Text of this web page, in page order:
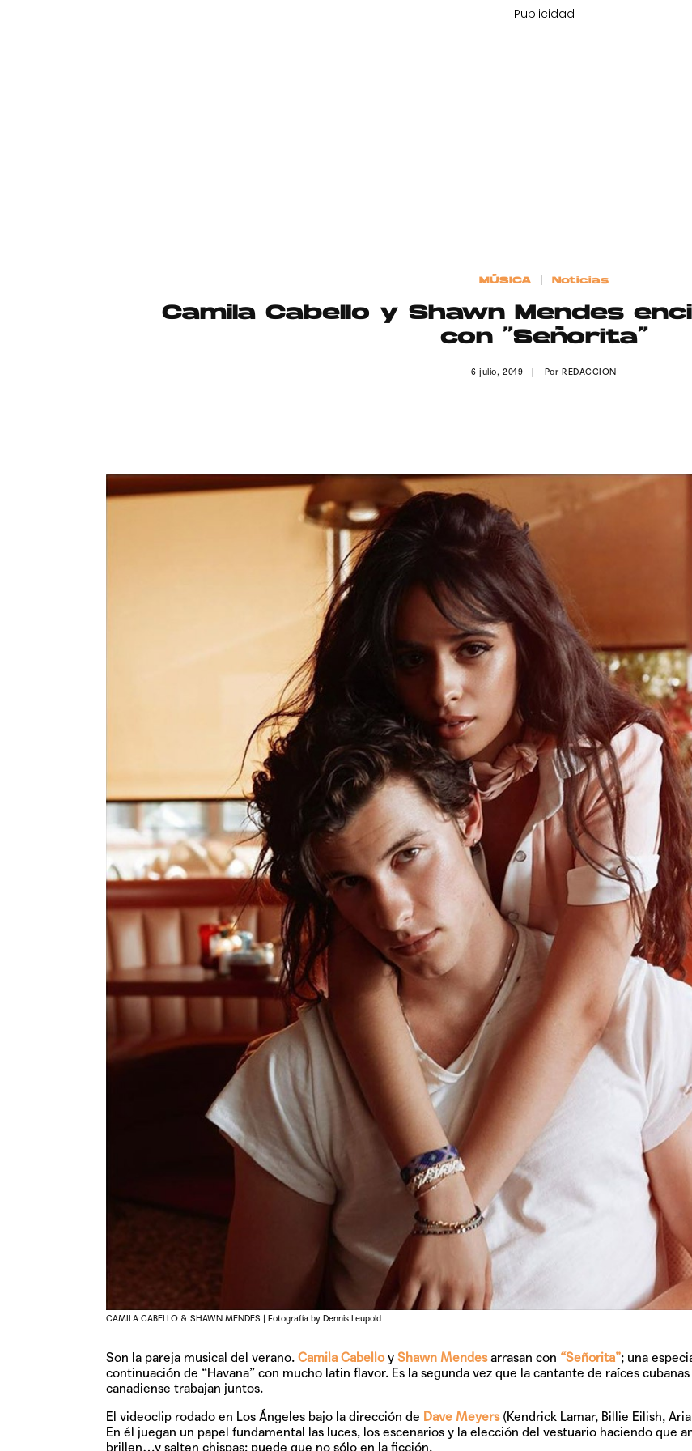
Publicidad
MÚSICA Noticias
Camila Cabello y Shawn Mendes
con “Señorita”
6 julio, 2019 Por REDACCION
CAMILA CABELLO & SHAWN MENDES | Fotografía by Dennis Leupold
Son la pareja musical del verano. Camila Cabelloy Shawn Mendesarrasan con “Señorita”; una
continuación de “Havana” con mucho latin flavor. Es la segunda vez que la cantante de raíces cubanas
canadiense trabajan juntos.
El videoclip rodado en Los Ángeles bajo la dirección de Dave Meyers(Kendrick Lamar, Billie Eilish,
En él juegan un papel fundamental las luces, los escenarios y la elección del vestuario haciendo que
brillen…y salten chispas; puede que no sólo en la ficción.
tiempo
NICKI
fuerte